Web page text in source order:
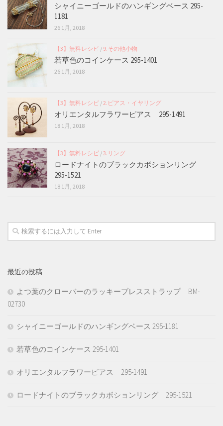
シャイニーゴールドのハンギングベース 295-
1181
26 1月, 2018
【3】無料レシピ / 9.その他小物
若草色のコインケース 295-1401
26 1月, 2018
【3】無料レシピ /2.ピアス・イヤリング
オリエンタルフラワーピアス 295-1491
18 1月, 2018
【3】無料レシピ /3.リング
ロードナイトのブラックカボションリング
295-1521
18 1月, 2018
最近の投稿
よつ葉のクローバーのラッキーブレスストラップ BM-
02730
シャイニーゴールドのハンギングベース 295-1181
若草色のコインケース 295-1401
オリエンタルフラワーピアス 295-1491
ロードナイトのブラックカボションリング 295-1521